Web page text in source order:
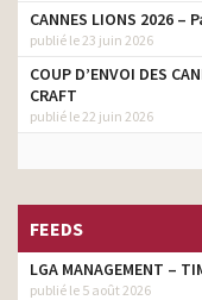
CANNES LIONS 2026
publié le 23 juin 2026
COUP D’ENVOI DES
CRAFT
publié le 22 juin 2026
FEEDS
LGA MANAGEMENT –
publié le 5 août 2026